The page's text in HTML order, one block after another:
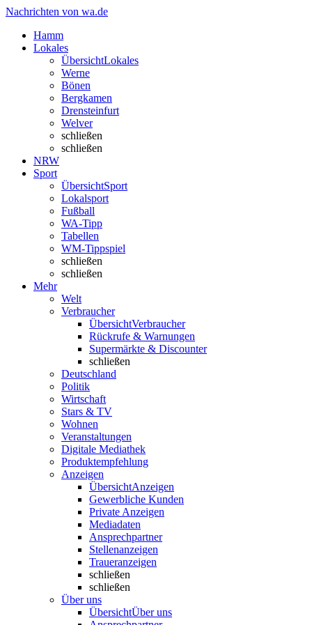
Nachrichten von wa.de
Hamm
Lokales
ÜbersichtLokales
Werne
Bönen
Bergkamen
Drensteinfurt
Welver
schließen
schließen
NRW
Sport
ÜbersichtSport
Lokalsport
Fußball
WA-Tipp
Tabellen
WM-Tippspiel
schließen
schließen
Mehr
Welt
Verbraucher
ÜbersichtVerbraucher
Rückrufe & Warnungen
Supermärkte & Discounter
schließen
Deutschland
Politik
Wirtschaft
Stars & TV
Wohnen
Veranstaltungen
Digitale Mediathek
Produktempfehlung
Anzeigen
ÜbersichtAnzeigen
Gewerbliche Kunden
Private Anzeigen
Mediadaten
Ansprechpartner
Stellenanzeigen
Traueranzeigen
schließen
schließen
Über uns
ÜbersichtÜber uns